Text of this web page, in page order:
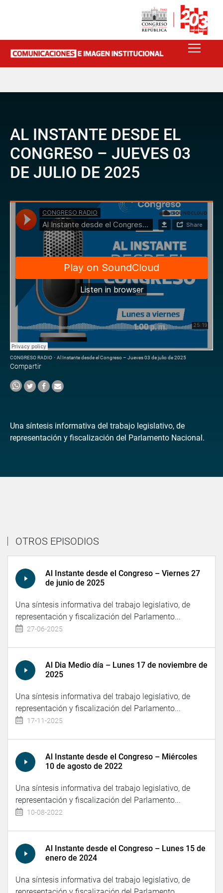
AL INSTANTE DESDE EL
CONGRESO – JUEVES 03
DE JULIO DE 2025
CONGRESO RADIO · Al Instante desde el Congreso – Jueves 03 de julio de 2025
Compartir
Una síntesis informativa del trabajo legislativo, de
representación y fiscalización del Parlamento Nacional.
OTROS EPISODIOS
Al Instante desde el Congreso – Viernes 27
de junio de 2025
Una síntesis informativa del trabajo legislativo, de
representación y fiscalización del Parlamento...
27-06-2025
Al Dia Medio día – Lunes 17 de noviembre de
2025
Una síntesis informativa del trabajo legislativo, de
representación y fiscalización del Parlamento...
17-11-2025
Al Instante desde el Congreso – Miércoles
10 de agosto de 2022
Una síntesis informativa del trabajo legislativo, de
representación y fiscalización del Parlamento...
10-08-2022
Al Instante desde el Congreso – Lunes 15 de
enero de 2024
Una síntesis informativa del trabajo legislativo, de